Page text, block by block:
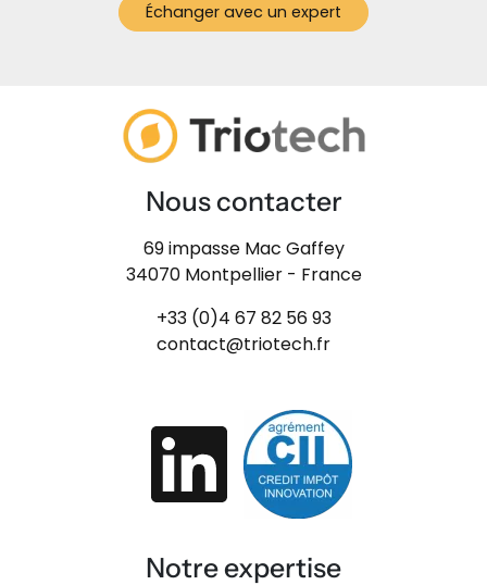
Échanger avec un expert
Nous contacter
69 impasse Mac Gaffey
34070 Montpellier - France
+33 (0)4 67 82 56 93
contact@triotech.fr
Notre expertise